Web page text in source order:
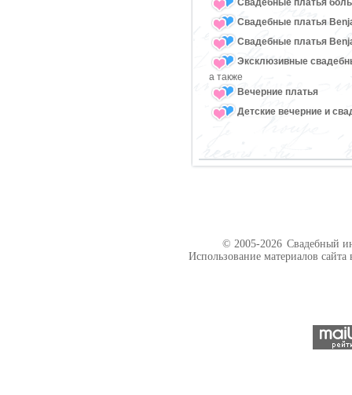
Свадебные платья
Свадебные платья
Свадебные платья
Эксклюзивные
а также
Вечерние платья
Детские вечерние и
© 2005-2026 Свадебный
Использование материалов